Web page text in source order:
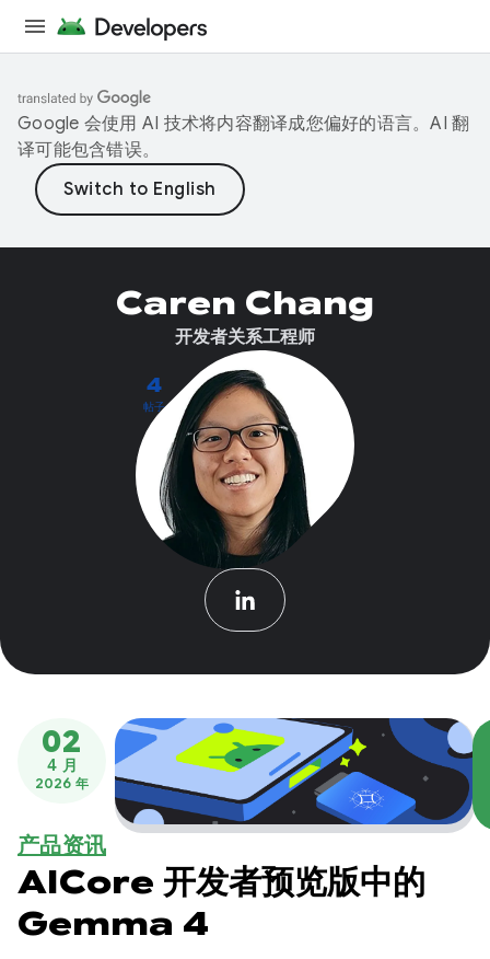
Google 会使用 AI 技术将内容翻译成您偏好的语言。AI 翻
译可能包含错误。
4
帖子
Caren Chang
开发者关系工程师
02
4 月
2026 年
产品资讯
AICore 开发者预览版中的
Gemma 4